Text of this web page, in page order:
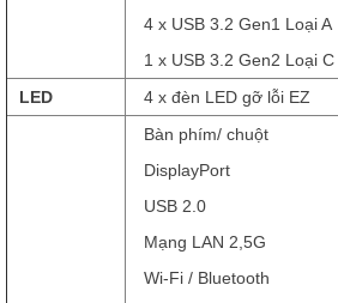
4 x USB 3.2 Gen1 Loại A
1 x USB 3.2 Gen2 Loại C
LED
4 x đèn LED gỡ lỗi EZ
Bàn phím/ chuột
DisplayPort
USB 2.0
Mạng LAN 2,5G
Wi-Fi / Bluetooth